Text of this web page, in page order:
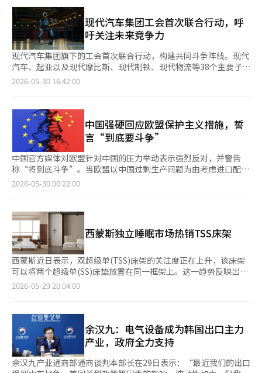
列车）无法入库，我们从30日起根据列车运行计划逐步更换临时维
护的列车，准备恢复正常运营"，并表示"尽管不可避免地减少了列
车运行，感谢国民的信任与耐心，我们将提供更安全、更便捷的铁
路服务"。特朗普健康检查结果"良好"…主治医生"需减重" 特朗普
美国总统最近在定期健康检查中确认整体健康状况良好，但医务人
员建议他需要减重和控制饮食。 根据29日（当地时间）美国CNN
等媒体的报道，特朗普总统的主治医生肖恩·巴巴贝尔通过白宫公
开的健康检查结果报告表示，"特朗普总统的心脏、肺、神经系统
职务"。 医务人员评估特朗普总统的心脏健康状况比实际年龄年轻
约14岁。去年确认的因慢性静脉功能不全导致的腿部水肿症状也有
所改善。 在神经学检查中，精神状态、脑神经功能、感觉、反射
神经、步态和平衡感均正常。特别是在评估轻度认知障碍和早期痴
呆的蒙特利尔认知评估（MCA）中，得分为30分（满分30分）。
不过，体重管理的必要性被指出。在此次检查中，特朗普总统的体
重约为108公斤（238磅），比去年4月健康检查时增加了约6公
斤。因此，主治医生建议他持续减重和调整饮食。 此外，医务人
毫克。国会议员补选提前投票率24.12%…大邱达成"最低" 6·3地
方选举与国会议员补选的提前投票于30日最终投票率为24.12%。
根据中央选举管理委员会的数据显示，从前一天上午6时到当天下
午6时进行的提前投票中，226万7121名选民中有54万6757人参与
投票。 在全国14个选区中，前往全北群山、金堤、扶安的投票率
为42.59%，为最高投票率。其次是忠南公州、扶余、青阳
（30.16%）、全北群山、金堤、扶安甲（29.71%）。 而大邱达
山北甲的提前投票率为25.57%，高于全国平均水平。在该地区，
执政党候选人河正宇和国民力量候选人朴敏植、无党派候选人韩东
勋正在竞争。 在京畿平泽，民主党候选人金勇南与国民力量候选
人柳义东、国国创新党候选人赵国等人正在角逐，选民对正式投票
结果的关注度较高。 安圭白"韩美同盟与自主国防并行…考虑霍尔
缆线铺设、信号设备安装等铁路设施的恢复工作。同时，还进行了
轨道损坏情况确认、线路检查、作业车辆（电动机车）运行及列车
试运行等安全检查，工作持续到深夜。 코레일表示，经过车辆检查
和维护后，将逐步投入列车，从而使31日起所有列车的正常运行成
为可能。 此前，코레일在事故发生四天后的当天上午恢复了京义线
列车的运行。江陵线和中央线KTX-易音的首尔至清凉里区间也于
当天恢复正常运行。 金泰胜 코레일社长表示：“由于此次事故，
行信站（KTX）和水色站（普通列车）的车辆基地无法入库，我们
常运行。”他还表示：“尽管不得不减少列车运行，但我们将以更
安全、更便捷的铁路服务回馈信任和耐心等待的公众。”※ 本报
道经人工智能（AI）系统翻译与编辑。
现代汽车集团工会首次联合行动，呼
吁关注未来竞争力
现代汽车集团旗下的工会首次联合行动，构建共同斗争阵线。现代
汽车、起亚以及现代摩比斯、现代制铁、现代物流等38个主要子公
司的工会正在讨论参与事宜。整体会员规模约为8万7000人。根据
觑。自3月实施的所谓“黄袋法”以来，涵盖母公司和子公司的集
体谈判与联合行动的实现，成为首个案例。 现代汽车集团是韩国
制造业的象征。汽车产业与钢铁、零部件、物流、半导体、电池等
多个行业紧密相连。现代汽车集团的生产线一旦受到影响，将对合
作伙伴、地方经济乃至国家经济产生重大影响。这一事件之所以受
到关注，不仅是简单的劳资冲突，更关乎我们产业的竞争力。 现
代汽车集团近年来持续创造历史最高业绩。在汽车产业电动化转型
和人工智能（AI）普及的背景下，工人们对就业稳定感到不安。工
题。 然而，我们需要冷静地看待现实。目前，全球汽车产业正面
临百年一遇的大转型。中国电动车企业以惊人的速度成长，美国和
欧洲企业也在为未来汽车竞争而全力以赴。尤其是中国企业在价格
竞争力和技术实力上双双领先，正在侵蚀全球市场。 在这种情况
下，我们的汽车产业最需要警惕的是因内部冲突导致的竞争力下
降。现代汽车集团不能安于现状，工会也不应仅以当前的成果来判
断未来。在当今全球市场上，竞争的是企业与企业、国家与国家，
而非人与人。 实际上，汽车产业正迅速向以人工智能和软件为中
电池技术将决定未来的竞争力。维持过去内燃机时代的就业结构和
生产方式在现实中是困难的。劳资双方共同创造新就业机会、适应
新技术，成为更为重要的课题。 自“黄袋法”实施以来，产业现
场的不确定性也在增加。保护工人权益固然重要，但不应抑制企业
的经营活动和投资意愿。法律的初衷应得到尊重，同时也需制定补
充措施，以尽量减少产业现场的混乱。 最重要的是，需要的是对
2026-05-30 16:42:00
中国强硬回应欧盟保护主义措施，誓
言“到底要斗争”
中国官方媒体对欧盟针对中国的压力举动表示强烈反对，并警告
称“将到底斗争”。当欧盟以中国过剩生产问题为由考虑进口配额
和额外关税等应对措施时，中国也公开提到可能采取报复措施。
动反歧视调查和产业、供应链安全调查等应对措施。”并强
调：“商务部已经明确表示，如果国家利益和企业权益受到侵害，
将坚决反击。” 该媒体特别指出：“如果欧盟固执地推进‘过剩
生产工具’，中国将立即采取全面反击措施。”并表示：“中国对
贸易摩擦并不陌生，也不害怕。我们将奉陪到底。” 欧盟正在推
进的“过剩生产工具”是指为了应对中国低价产品的冲击，可能会
对进口配额或额外关税进行征收的所谓“韧性工具”。欧盟当天召
开了与中国相关的特别会议，讨论中国的不公平贸易问题及应对方
示，欧洲的化学、金属、清洁技术等产业面临因中国的不公平竞争
而被摧毁的风险，并表示欧盟将更系统地动用进口配额和关税等措
施。 对此，微博指出：“欧盟对中国的经济贸易政策正走向越来
越激进的道路。”并批评称：“欧盟的贸易保护主义转变是欧洲工
业长期衰退和既得利益集团之间游说与勾结的结果。”并表
示：“面临困境的欧盟并没有试图进行‘刮骨疗毒’的结构性改
2026-05-30 00:22:00
西蒙斯独立睡眠市场热销TSS床架
西蒙斯近日表示，双超级单(TSS)床架的关注度正在上升，该床架
可以将两个超级单(SS)床垫放置在同一框架上。这一趋势反映出夫
妻或家庭在同一卧室中使用不同床垫以适应各自的体型和睡眠习惯
皮”的销售量也在同一时期增长了33%。哈乌提采用四分割设计的
床头板，颜色为自然橡木。表面采用耐热、耐刮擦和耐污垢的LPM
涂层，增强了耐用性。床头板顶部内置了C型充电端口，方便为智
能手机和平板电脑充电。马尔皮同样在两侧安装了充电端口，方便
在床上为电子设备充电。这两款产品均与西蒙斯的多品牌高端环保
2026-05-29 20:04:00
余汉九：电气设备成为韩国出口主力
产业，政府全力支持
余汉九产业通商部通商谈判本部长在29日表示：“最近我们的出口